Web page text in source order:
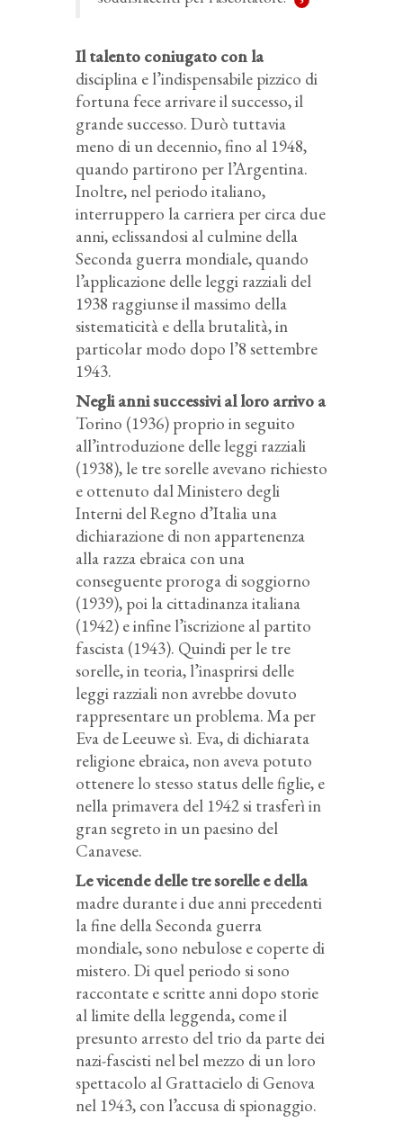
Il talento coniugato con la
disciplina e l’indispensabile pizzico di
fortuna fece arrivare il successo, il
grande successo. Durò tuttavia
meno di un decennio, fino al 1948,
quando partirono per l’Argentina.
Inoltre, nel periodo italiano,
interruppero la carriera per circa due
anni, eclissandosi al culmine della
Seconda guerra mondiale, quando
l’applicazione delle leggi razziali del
1938 raggiunse il massimo della
sistematicità e della brutalità, in
particolar modo dopo l’8 settembre
1943.
Negli anni successivi al loro arrivo a
Torino (1936) proprio in seguito
all’introduzione delle leggi razziali
(1938), le tre sorelle avevano richiesto
e ottenuto dal Ministero degli
Interni del Regno d’Italia una
dichiarazione di non appartenenza
alla razza ebraica con una
conseguente proroga di soggiorno
(1939), poi la cittadinanza italiana
(1942) e infine l’iscrizione al partito
fascista (1943). Quindi per le tre
sorelle, in teoria, l’inasprirsi delle
leggi razziali non avrebbe dovuto
rappresentare un problema. Ma per
Eva de Leeuwe sì. Eva, di dichiarata
religione ebraica, non aveva potuto
ottenere lo stesso status delle figlie, e
nella primavera del 1942 si trasferì in
gran segreto in un paesino del
Canavese.
Le vicende delle tre sorelle e della
madre durante i due anni precedenti
la fine della Seconda guerra
mondiale, sono nebulose e coperte di
mistero. Di quel periodo si sono
raccontate e scritte anni dopo storie
al limite della leggenda, come il
presunto arresto del trio da parte dei
nazi-fascisti nel bel mezzo di un loro
spettacolo al Grattacielo di Genova
nel 1943, con l’accusa di spionaggio.